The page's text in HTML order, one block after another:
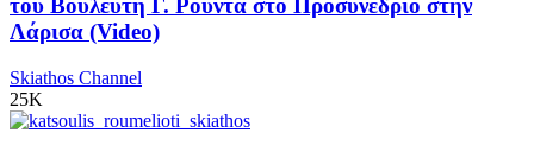
του Βουλευτή Γ. Ρούντα στο Προσυνέδριο στην
Λάρισα (Video)
Skiathos Channel
25K